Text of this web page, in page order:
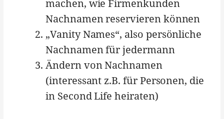
machen, wie Firmenkunden
Nachnamen reservieren können
„Vanity Names“, also persönliche
Nachnamen für jedermann
Ändern von Nachnamen
(interessant z.B. für Personen, die
in Second Life heiraten)